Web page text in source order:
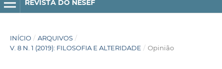
REVISTA DO NESEF
INÍCIO / ARQUIVOS /
V. 8 N. 1 (2019): FILOSOFIA E ALTERIDADE / Opinião